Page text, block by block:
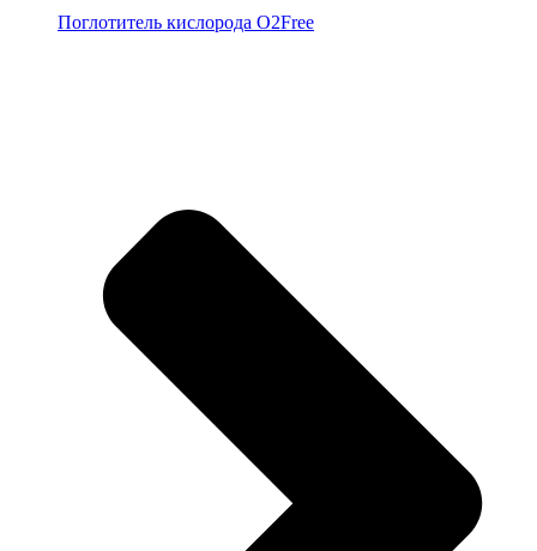
Поглотитель кислорода O2Free